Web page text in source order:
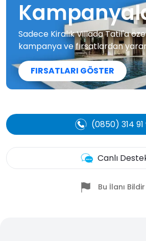
Sadece Kiralık Villada Tatil'a
kampanya ve fırsatlardan
FIRSATLARI GÖSTER
(0850) 314 91
Canlı
Bu İlanı Bildir